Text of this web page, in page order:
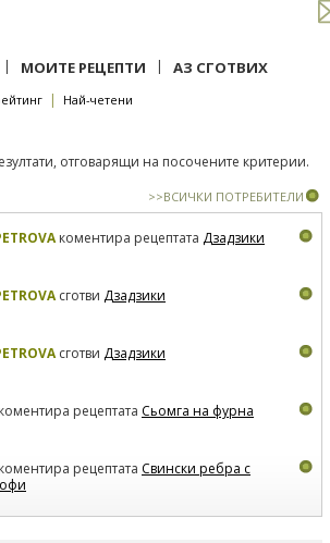
| МОИТЕ РЕЦЕПТИ | АЗ СГОТВИХ
| Най-четени
отговарящи на посочените критерии.
>>ВСИЧКИ ПОТРЕБИТЕЛИ
коментира рецептата Дзадзики
сготви Дзадзики
сготви Дзадзики
коментира рецептата Сьомга на фурна
коментира рецептата Свински ребра с